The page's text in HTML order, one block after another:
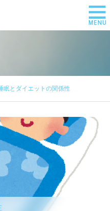
眠とダイエットの関係性